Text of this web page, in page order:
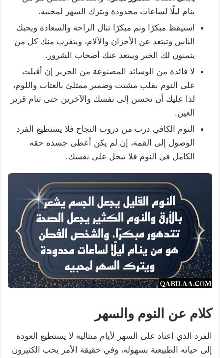
ينام ليلًا لساعات محدودة ويترك السهر لمحبيه.
استيقظ مبكرًا ونم مبكرًا تنال الراحة والسعادة ويحبك
الناس وتبتعد عن الأحزان والآلام، ويتقرب منك كل من
يتمنون لك الخير ويبتعد عنك أصحاب الشرور.
لا فائدة من الوسائد المصنوعة من الحرير إن أقبلت
على النوم بقلب مشتت وضمير ممتلئ بالعتاب واللوم،
لذا عليك أن تحسن إلى نفسك والآخرين حتى تنام قرير
العين.
النوم الكافي درب من دروب النجاح فلا يستطيع الفرد
الوصول إلى القمة، إن لم يكن أعطى جسده حقه
الكامل في النوم فلا تبخل على نفسك.
كلام عن النوم والسهر
الفرد الذي اعتاد على السهر لأيام متتالية لا يستطيع العودة
إلى حياته الطبيعية بسهولة، وفي حقيقة الأمر يحب الكثيرون